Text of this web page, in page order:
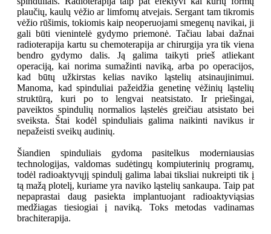
plaučių, kaulų vėžio ar limfomų atvejais. Sergant tam tikromis
vėžio rūšimis, tokiomis kaip neoperuojami smegenų navikai, ji
gali būti vienintelė gydymo priemonė. Tačiau labai dažnai
radioterapija kartu su chemoterapija ar chirurgija yra tik viena
bendro gydymo dalis. Ją galima taikyti prieš atliekant
operaciją, kai norima sumažinti naviką, arba po operacijos,
kad būtų užkirstas kelias naviko ląstelių atsinaujinimui.
Manoma, kad spinduliai pažeidžia genetinę vėžinių ląstelių
struktūrą, kuri po to lengvai neatsistato. Ir priešingai,
paveiktos spindulių normalios ląstelės greičiau atsistato bei
sveiksta. Štai kodėl spinduliais galima naikinti navikus ir
nepažeisti sveikų audinių.
Šiandien spinduliais gydoma pasitelkus moderniausias
technologijas, valdomas sudėtingų kompiuterinių programų,
todėl radioaktyvųjį spindulį galima labai tiksliai nukreipti tik į
tą mažą plotelį, kuriame yra naviko ląstelių sankaupa. Taip pat
nepaprastai daug pasiekta implantuojant radioaktyviąsias
medžiagas tiesiogiai į naviką. Toks metodas vadinamas
brachiterapija.